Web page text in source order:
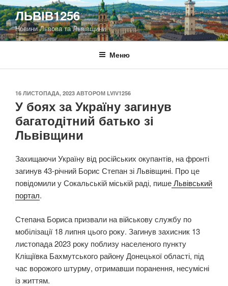
Перейти
до
вмісту
ЛЬВІВ1256
Новини Львова та Львівщини
Меню
ОПУБЛІКОВАНО
16 ЛИСТОПАДА, 2023 АВТОРОМ LVIV1256
У боях за Україну загинув
багатодітний батько зі
Львівщини
Захищаючи Україну від російських окупантів, на фронті
загинув 43-річний Борис Степан зі Львівщині. Про це
повідомили у Сокальській міській раді, пишеЛьвівський
портал.
Степана Бориса призвали на військову службу по
мобілізації 18 липня цього року. Загинув захисник 13
листопада 2023 року поблизу населеного пункту
Кліщіївка Бахмутського району Донецької області, під
час ворожого штурму, отримавши поранення, несумісні
із життям.